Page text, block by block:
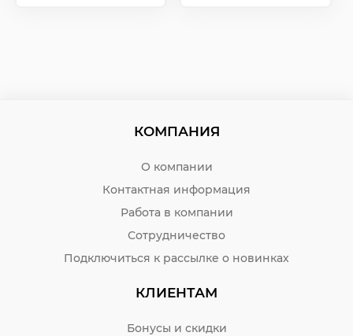
КОМПАНИЯ
О компании
Контактная информация
Работа в компании
Сотрудничество
Подключиться к рассылке о новинках
КЛИЕНТАМ
Бонусы и скидки